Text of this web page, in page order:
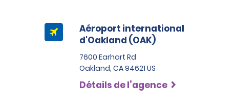
Aéroport international
d'Oakland (OAK)
7600 Earhart Rd
Oakland, CA 94621 US
Détails de l’agence